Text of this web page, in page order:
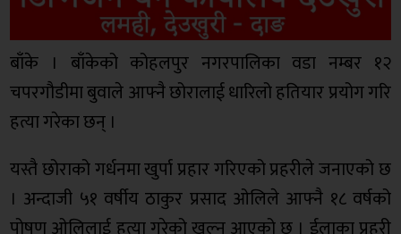
बाँके । बाँकेको कोहलपुर नगरपालिका वडा नम्बर १२
चपरगौडीमा बुवाले आफ्नै छोरालाई धारिलो हतियार प्रयोग गरि
हत्या गरेका छन् ।
यस्तै छोराको गर्धनमा खुर्पा प्रहार गरिएको प्रहरीले जनाएको छ
। अन्दाजी ५१ वर्षीय ठाकुर प्रसाद ओलिले आफ्नै १८ वर्षको